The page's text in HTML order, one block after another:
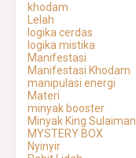
khodam
Lelah
logika cerdas
logika mistika
Manifestasi
Manifestasi Khodam
manipulasi energi
Materi
minyak booster
Minyak King Sulaiman
MYSTERY BOX
Nyinyir